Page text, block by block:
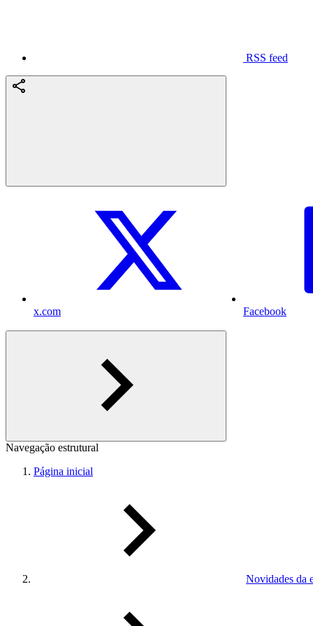
RSS feed
x.com Facebook
Navegação estrutural
Página inicial
Novidades da